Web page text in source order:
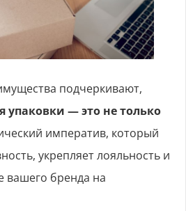
подчеркивают,
— это не только
императив, который
укрепляет лояльность и
вашего бренда на